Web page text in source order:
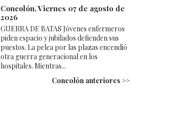
Concolón, Viernes 07 de agosto de
2026
GUERRA DE BATAS Jóvenes enfermeros
piden espacio y jubilados defienden sus
puestos. La pelea por las plazas encendió
otra guerra generacional en los
hospitales. Mientras...
Concolón anteriores >>